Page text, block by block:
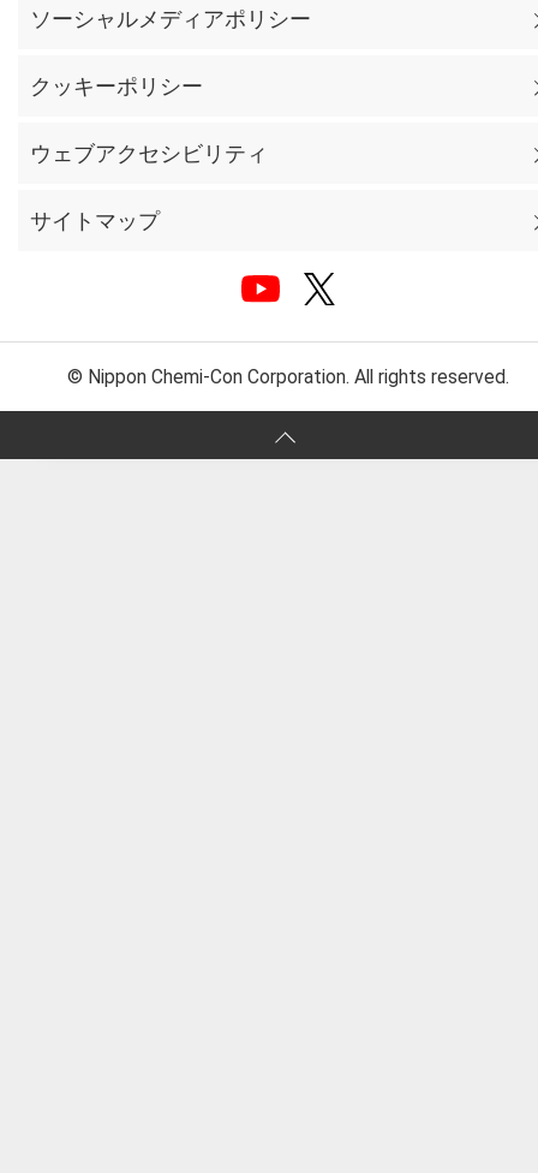
ソーシャルメディアポリシー
クッキーポリシー
ウェブアクセシビリティ
サイトマップ
© Nippon Chemi-Con Corporation. All rights reserved.